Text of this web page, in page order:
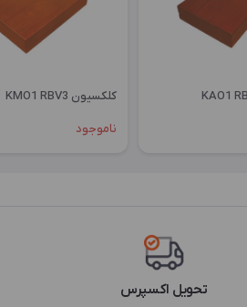
کلکسیون KMO1 RBV3
ناموجود
تحویل اکسپرس